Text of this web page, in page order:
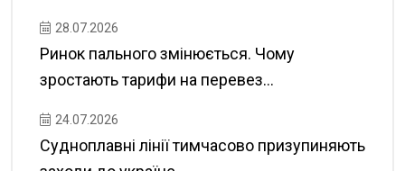
28.07.2026
Ринок пального змінюється. Чому
зростають тарифи на перевез...
24.07.2026
Судноплавні лінії тимчасово призупиняють